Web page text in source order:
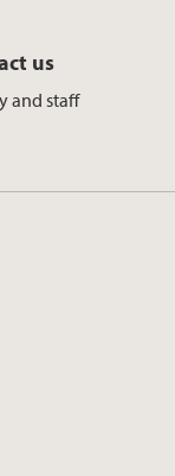
us
and staff